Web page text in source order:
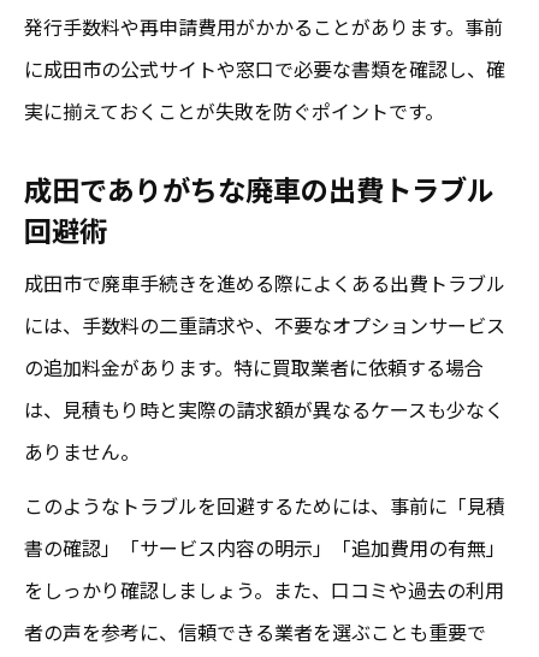
発行手数料や再申請費用がかかることがあります。事前
に成田市の公式サイトや窓口で必要な書類を確認し、確
実に揃えておくことが失敗を防ぐポイントです。
成田でありがちな廃車の出費トラブル
回避術
成田市で廃車手続きを進める際によくある出費トラブル
には、手数料の二重請求や、不要なオプションサービス
の追加料金があります。特に買取業者に依頼する場合
は、見積もり時と実際の請求額が異なるケースも少なく
ありません。
このようなトラブルを回避するためには、事前に「見積
書の確認」「サービス内容の明示」「追加費用の有無」
をしっかり確認しましょう。また、口コミや過去の利用
者の声を参考に、信頼できる業者を選ぶことも重要で